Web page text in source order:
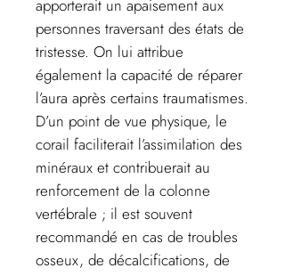
apporterait un apaisement aux
personnes traversant des états de
tristesse. On lui attribue
également la capacité de réparer
l’aura après certains traumatismes.
D’un point de vue physique, le
corail faciliterait l’assimilation des
minéraux et contribuerait au
renforcement de la colonne
vertébrale ; il est souvent
recommandé en cas de troubles
osseux, de décalcifications, de